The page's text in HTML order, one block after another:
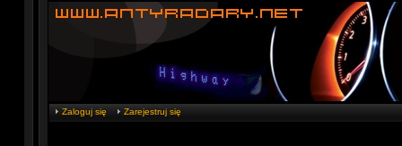
Zaloguj się Zarejestruj się